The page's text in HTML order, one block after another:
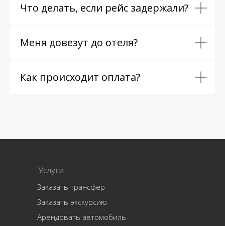
Что делать, если рейс задержали?
Меня довезут до отеля?
Как происходит оплата?
Услуги
Заказать трансфер
Заказать экскурсию
Арендовать автомобиль